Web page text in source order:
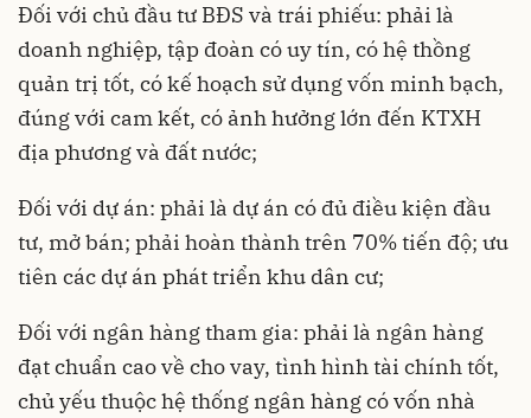
Đối với chủ đầu tư BĐS và trái phiếu: phải là
doanh nghiệp, tập đoàn có uy tín, có hệ thồng
quản trị tốt, có kế hoạch sử dụng vốn minh bạch,
đúng với cam kết, có ảnh hưởng lớn đến KTXH
địa phương và đất nước;
Đối với dự án: phải là dự án có đủ điều kiện đầu
tư, mở bán; phải hoàn thành trên 70% tiến độ; ưu
tiên các dự án phát triển khu dân cư;
Đối với ngân hàng tham gia: phải là ngân hàng
đạt chuẩn cao về cho vay, tình hình tài chính tốt,
chủ yếu thuộc hệ thống ngân hàng có vốn nhà